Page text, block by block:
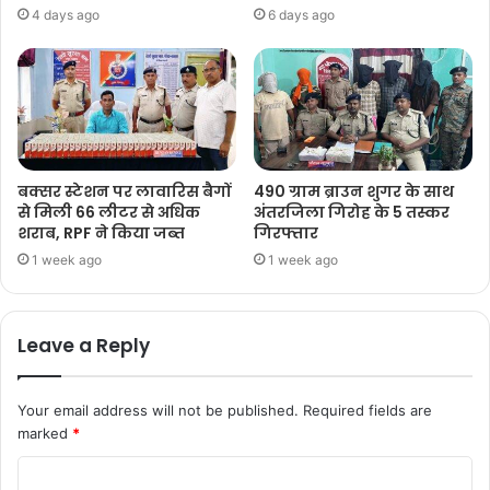
4 days ago 6 days ago
बक्सर स्टेशन पर लावारिस बैगों
से मिली 66 लीटर से अधिक
शराब, RPF ने किया जब्त
1 week ago
490 ग्राम ब्राउन शुगर के साथ
अंतरजिला गिरोह के 5 तस्कर
गिरफ्तार
1 week ago
Leave a Reply
Your email address will not be published. Required fields are
marked *